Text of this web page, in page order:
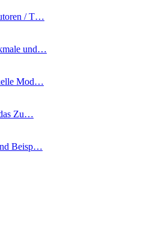
/ T…
und…
Mod…
Zu…
Beisp…